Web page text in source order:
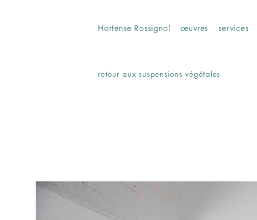
Hortense Rossignol œuvres services
retour aux suspensions végétales